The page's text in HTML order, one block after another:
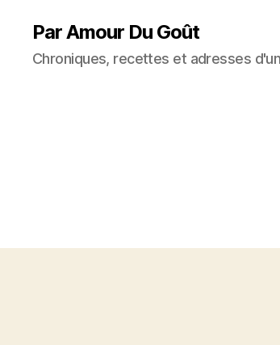
Par Amour Du Goût
Chroniques, recettes et adresses